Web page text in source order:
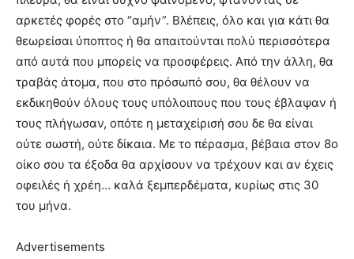
αρκετές φορές στο “αμήν”. Βλέπεις, όλο και για κάτι θα
θεωρείσαι ύποπτος ή θα απαιτούνται πολύ περισσότερα
από αυτά που μπορείς να προσφέρεις. Από την άλλη, θα
τραβάς άτομα, που στο πρόσωπό σου, θα θέλουν να
εκδικηθούν όλους τους υπόλοιπους που τους έβλαψαν ή
τους πλήγωσαν, οπότε η μεταχείρισή σου δε θα είναι
ούτε σωστή, ούτε δίκαια. Με το πέρασμα, βέβαια στον 8ο
οίκο σου τα έξοδα θα αρχίσουν να τρέχουν και αν έχεις
οφειλές ή χρέη… καλά ξεμπερδέματα, κυρίως στις 30
του μήνα.
Advertisements